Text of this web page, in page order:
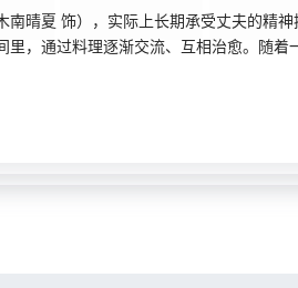
南晴夏 饰），实际上长期承受丈夫的精
，通过料理逐渐交流、互相治愈。随着